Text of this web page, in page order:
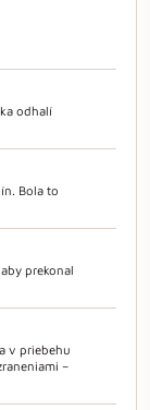
odhalí
Bola to
prekonal
v priebehu
–